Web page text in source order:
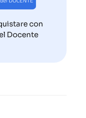
con
Docente